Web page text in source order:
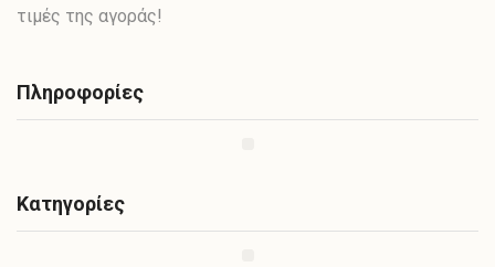
τιμές της αγοράς!
Πληροφορίες
Κατηγορίες